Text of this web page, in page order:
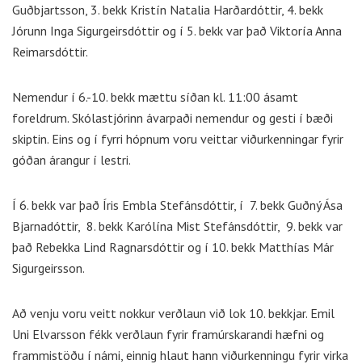
Guðbjartsson, 3. bekk Kristín Natalia Harðardóttir, 4. bekk
Jórunn Inga Sigurgeirsdóttir og í 5. bekk var það Viktoría Anna
Reimarsdóttir.
Nemendur í 6.-10. bekk mættu síðan kl. 11:00 ásamt
foreldrum. Skólastjórinn ávarpaði nemendur og gesti í bæði
skiptin. Eins og í fyrri hópnum voru veittar viðurkenningar fyrir
góðan árangur í lestri.
Í 6. bekk var það Íris Embla Stefánsdóttir, í 7. bekk Guðný Ása
Bjarnadóttir, 8. bekk Karólína Mist Stefánsdóttir, 9. bekk var
það Rebekka Lind Ragnarsdóttir og í 10. bekk Matthías Már
Sigurgeirsson.
Að venju voru veitt nokkur verðlaun við lok 10. bekkjar. Emil
Uni Elvarsson fékk verðlaun fyrir framúrskarandi hæfni og
frammistöðu í námi, einnig hlaut hann viðurkenningu fyrir virka